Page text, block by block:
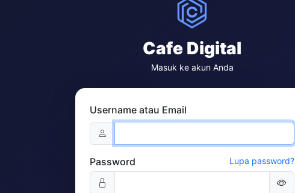
Cafe Digital
Masuk ke akun Anda
Username atau Email
Password Lupa password?